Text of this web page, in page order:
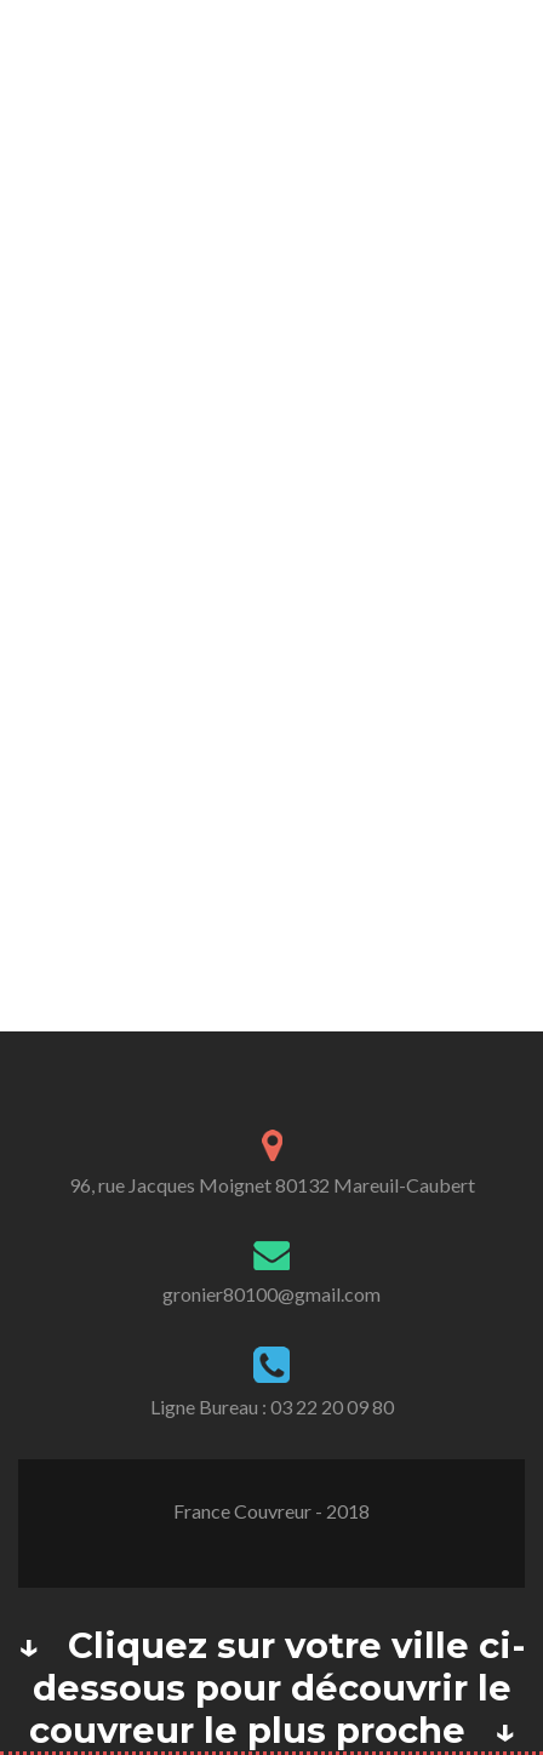
96, rue Jacques Moignet 80132 Mareuil-Caubert
gronier80100@gmail.com
Ligne Bureau : 03 22 20 09 80
France Couvreur - 2018
↓ Cliquez sur votre ville ci-
dessous pour découvrir le
couvreur le plus proche ↓